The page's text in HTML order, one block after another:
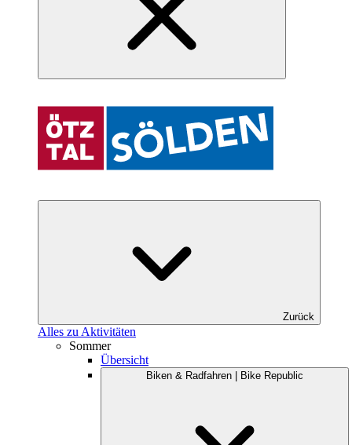
Zurück
Alles zu Aktivitäten
Sommer
Übersicht
Biken & Radfahren | Bike Republic